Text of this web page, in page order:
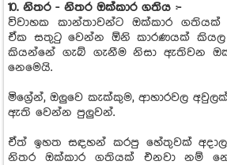
10. නිතර - නිතර ඔක්කාර ගතිය :-
විවාහක කාන්තාවන්ට ඔක්කාර
ඒක සතුටු වෙන්න ඕනි කාරණයක් කියල
කියන්නේ ගැබ් ගැනීම නිසා ඇතිවන
නෙමෙයි.
මිග්‍රේන්, ඔලුවෙ කැක්කුම, ආහාරවල
ඇති වෙන්න පුලුවන්.
ඒත් ඉහත සඳහන් කරපු හේතුවක්
නිතර ඔක්කාර ගතියක් එනවා නම්